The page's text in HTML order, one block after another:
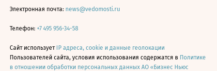
Электронная почта: news@vedomosti.ru
Телефон: +7 495 956-34-58
Сайт использует IP адреса, cookie и данные геолокации
Пользователей сайта, условия использования содержатся в Политике
в отношении обработки персональных данных АО «Бизнес Ньюс